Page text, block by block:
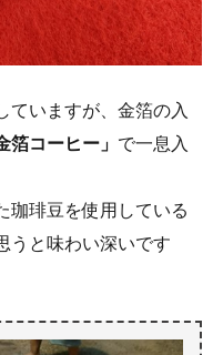
ていますが、金箔の入
箔コーヒー」 で一息入
珈琲豆を使用している
うと味わい深いです